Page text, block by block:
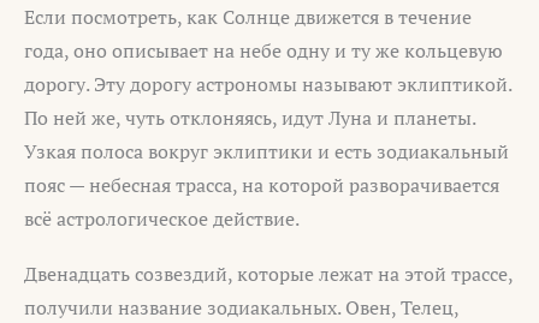
Если посмотреть, как Солнце движется в течение
года, оно описывает на небе одну и ту же кольцевую
дорогу. Эту дорогу астрономы называют эклиптикой.
По ней же, чуть отклоняясь, идут Луна и планеты.
Узкая полоса вокруг эклиптики и есть зодиакальный
пояс — небесная трасса, на которой разворачивается
всё астрологическое действие.
Двенадцать созвездий, которые лежат на этой трассе,
получили название зодиакальных. Овен, Телец,